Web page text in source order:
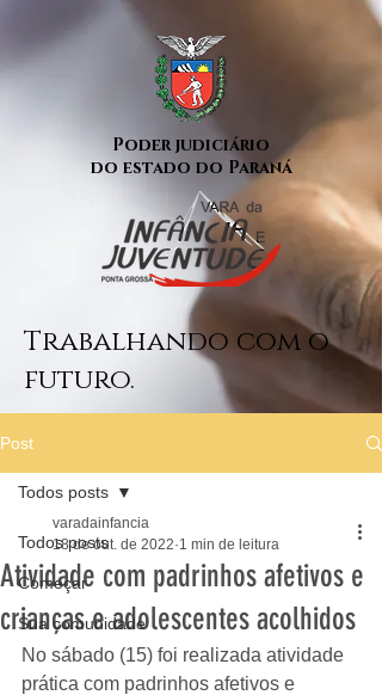
Poder judiciário
do estado do Paraná
Trabalhando com o
futuro.
Post
Todos posts
Começar
Sua comunidade
Todos posts
Atividade com padrinhos afetivos e
crianças e adolescentes acolhidos
varadainfancia
18 de out. de 2022 1 min de leitura
No sábado (15) foi realizada atividade
prática com padrinhos afetivos e